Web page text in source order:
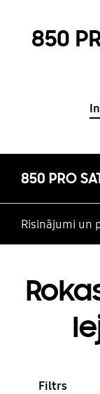
850
Risinājumi un
Filtrs